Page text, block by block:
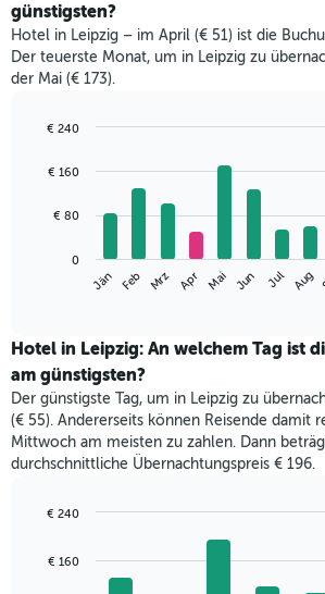
günstigsten?
Hotel in Leipzig – im April (€ 51) ist die
Der teuerste Monat, um in Leipzig zu
der Mai (€ 173).
chart
bars.
folgende
den
durchschnittlichen
Zimmerpreis
im
jeweiligen
Monat
an.
Diagramm
X-
graphic.
Jän Feb Mrz Apr Mai Jun Jul Aug
0
€ 80
€ 160
€ 240
Hotel in Leipzig: An welchem Tag ist
am günstigsten?
Der günstigste Tag, um in Leipzig zu
(€ 55). Andererseits können Reisende damit
Mittwoch am meisten zu zahlen. Dann
durchschnittliche Übernachtungspreis € 196.
with
€ 160
€ 240